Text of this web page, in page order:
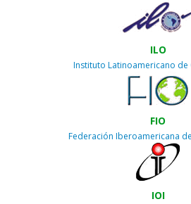
ILO
Instituto Latinoamericano de
FIO
Federación Iberoamericana
IOI